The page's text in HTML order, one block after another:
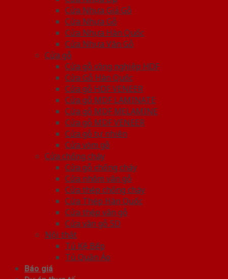
Cửa Nhựa Giả Gỗ
Cửa Nhựa Gỗ
Cửa Nhựa Hàn Quốc
Cửa Nhựa Vân Gỗ
Cửa gỗ
Cửa gỗ công nghiệp HDF
Cửa Gỗ Hàn Quốc
Cửa gỗ HDF VENEER
Cửa gỗ MDF LAMINATE
Cửa gỗ MDF MELAMINE
Cửa gỗ MDF VENEER
Cửa gỗ tự nhiên
Cửa vòm gỗ
Cửa chống cháy
Cửa gỗ chống cháy
Cửa nhôm vân gỗ
Cửa thép chống cháy
Cửa Thép Hàn Quốc
Cửa thép vân gỗ
Cửa vân gỗ 5D
Nội thất
Tủ Kệ Bếp
Tủ Quần Áo
Báo giá